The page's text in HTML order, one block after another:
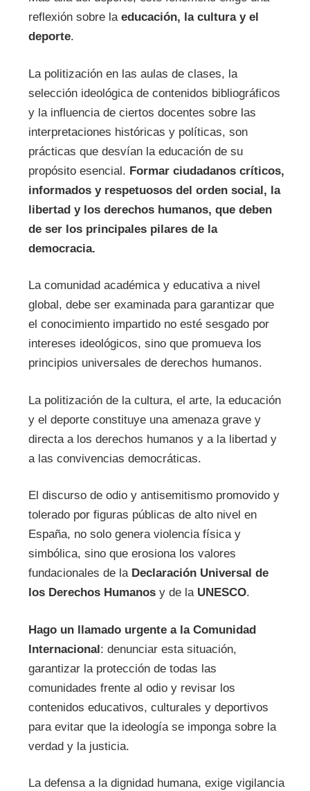
reflexión sobre la educación, la cultura y el
deporte.
La politización en las aulas de clases, la
selección ideológica de contenidos bibliográficos
y la influencia de ciertos docentes sobre las
interpretaciones históricas y políticas, son
prácticas que desvían la educación de su
propósito esencial. Formar ciudadanos críticos,
informados y respetuosos del orden social, la
libertad y los derechos humanos, que deben
de ser los principales pilares de la
democracia.
La comunidad académica y educativa a nivel
global, debe ser examinada para garantizar que
el conocimiento impartido no esté sesgado por
intereses ideológicos, sino que promueva los
principios universales de derechos humanos.
La politización de la cultura, el arte, la educación
y el deporte constituye una amenaza grave y
directa a los derechos humanos y a la libertad y
a las convivencias democráticas.
El discurso de odio y antisemitismo promovido y
tolerado por figuras públicas de alto nivel en
España, no solo genera violencia física y
simbólica, sino que erosiona los valores
fundacionales de la Declaración Universal de
los Derechos Humanosy de la UNESCO.
Hago un llamado urgente a la Comunidad
Internacional: denunciar esta situación,
garantizar la protección de todas las
comunidades frente al odio y revisar los
contenidos educativos, culturales y deportivos
para evitar que la ideología se imponga sobre la
verdad y la justicia.
La defensa a la dignidad humana, exige vigilancia